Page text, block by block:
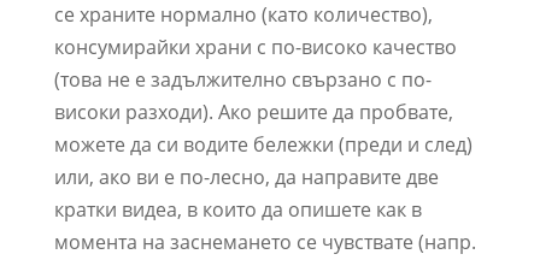
се храните нормално (като количество),
консумирайки храни с по-високо качество
(това не е задължително свързано с по-
високи разходи). Ако решите да пробвате,
можете да си водите бележки (преди и след)
или, ако ви е по-лесно, да направите две
кратки видеа, в които да опишете как в
момента на заснемането се чувствате (напр.